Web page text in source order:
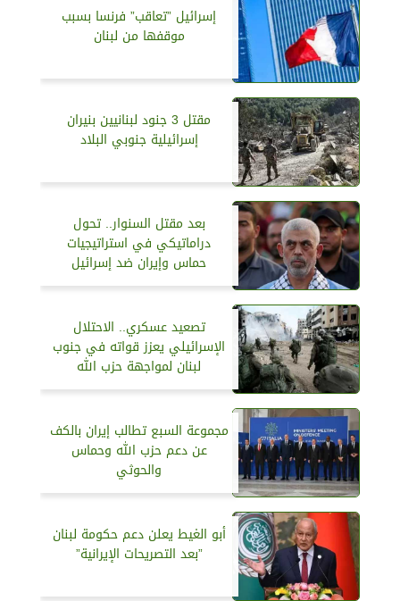
إسرائيل ”تعاقب” فرنسا بسبب
موقفها من لبنان
مقتل 3 جنود لبنانيين بنيران
إسرائيلية جنوبي البلاد
بعد مقتل السنوار.. تحول
دراماتيكي في استراتيجيات
حماس وإيران ضد إسرائيل
تصعيد عسكري.. الاحتلال
الإسرائيلي يعزز قواته في جنوب
لبنان لمواجهة حزب الله
مجموعة السبع تطالب إيران بالكف
عن دعم حزب الله وحماس
والحوثي
أبو الغيط يعلن دعم حكومة لبنان
”بعد التصريحات الإيرانية”